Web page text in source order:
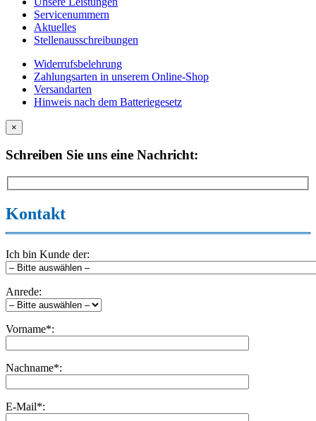
Servicenummern
Aktuelles
Stellenausschreibungen
Widerrufsbelehrung
Zahlungsarten in unserem Online-Shop
Versandarten
Hinweis nach dem Batteriegesetz
×
Schreiben Sie uns eine Nachricht:
Kontakt
Ich bin Kunde der:
Anrede:
Vorname*:
Nachname*:
E-Mail*: